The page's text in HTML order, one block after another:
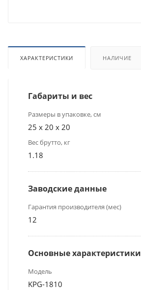
ХАРАКТЕРИСТИКИ НАЛИЧИЕ
Габариты и вес
Размеры в упаковке, см
25 x 20 x 20
Вес брутто, кг
1.18
Заводские данные
Гарантия производителя (мес)
12
Основные характеристики
Модель
KPG-1810